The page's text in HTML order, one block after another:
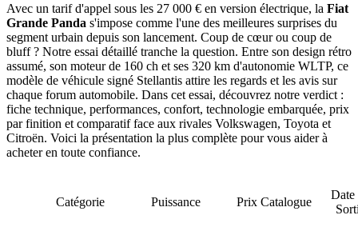
Avec un tarif d'appel sous les 27 000 € en version électrique, la Fiat
Grande Panda s'impose comme l'une des meilleures surprises du
segment urbain depuis son lancement. Coup de cœur ou coup de
bluff ? Notre essai détaillé tranche la question. Entre son design rétro
assumé, son moteur de 160 ch et ses 320 km d'autonomie WLTP, ce
modèle de véhicule signé Stellantis attire les regards et les avis sur
chaque forum automobile. Dans cet essai, découvrez notre verdict :
fiche technique, performances, confort, technologie embarquée, prix
par finition et comparatif face aux rivales Volkswagen, Toyota et
Citroën. Voici la présentation la plus complète pour vous aider à
acheter en toute confiance.
Catégorie Puissance Prix Catalogue
Date